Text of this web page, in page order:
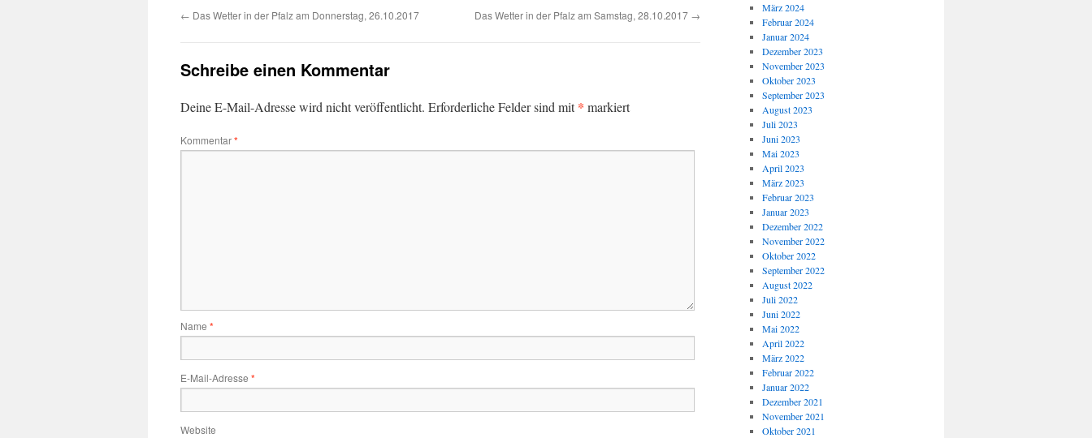
← Das Wetter in der Pfalz am Donnerstag, 26.10.2017 Das Wetter in der Pfalz am Samstag, 28.10.2017 →
Schreibe einen Kommentar
Deine E-Mail-Adresse wird nicht veröffentlicht. Erforderliche Felder sind mit* markiert
Kommentar*
Name *
E-Mail-Adresse *
Website
März 2024
Februar 2024
Januar 2024
Dezember 2023
November 2023
Oktober 2023
September 2023
August 2023
Juli 2023
Juni 2023
Mai 2023
April 2023
März 2023
Februar 2023
Januar 2023
Dezember 2022
November 2022
Oktober 2022
September 2022
August 2022
Juli 2022
Juni 2022
Mai 2022
April 2022
März 2022
Februar 2022
Januar 2022
Dezember 2021
November 2021
Oktober 2021